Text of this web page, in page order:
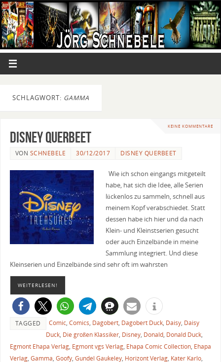
SCHLAGWORT: GAMMA
KEINE KOMMENTARE
Disney Querbeet
VON SCHNEBELE 30/12/2017 DISNEY QUERBEET
Wie ich schon eingangs mitgeteilt
habe, hat sich die Idee, alle Serien
lückenlos zu sammeln, schnell aus
meinem Kopf verabschiedet. Statt
dessen habe ich hier und da nach
Klein- und Kleinstserien gesucht
oder auch Einzelbände in meine
Sammlung integriert. Und diese
Kleinserien und Einzelbände sind sehr oft im wahrsten
WEITERLESEN!
TAGGED Comic, Comics, Dagobert, Dagobert Duck, Daisy, Daisy
Duck, Die großen Klassiker, Disney, Donald, Donald Duck,
Egmont Ehapa Verlag, Egmont vgs Verlag, Ehapa Comic Collection, Ehapa
Verlag, Gamma, Goofy, Gundel Gaukeley, Horizont Verlag, Kater Karlo,